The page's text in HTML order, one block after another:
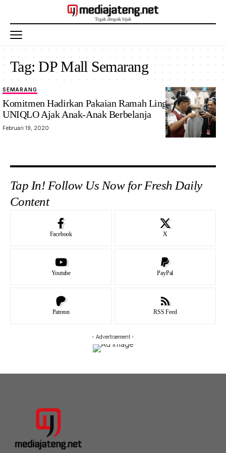
Tag:DP Mall Semarang
SEMARANG
Komitmen Hadirkan Pakaian Ramah Lingkungan,
UNIQLO Ajak Anak-Anak Berbelanja
Februari 19, 2020
Tap In! Follow Us Now for Fresh Daily
Content
Facebook X
Youtube PayPal
Patreon RSS Feed
- Advertisement -